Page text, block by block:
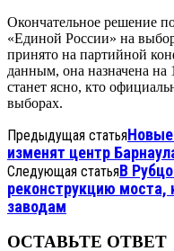
Окончательное решение
«Единой России» на
принято на партийной
данным, она назначена
станет ясно, кто
выборах.
Предыдущая статья
изменят центр
Следующая статьяВ
реконструкцию
заводам
ОСТАВЬТЕ ОТВЕТ